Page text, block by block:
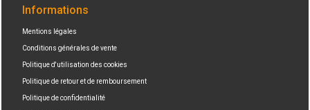
Informations
Mentions légales
Conditions générales de vente
Politique d'utilisation des cookies
Politique de retour et de remboursement
Politique de confidentialité